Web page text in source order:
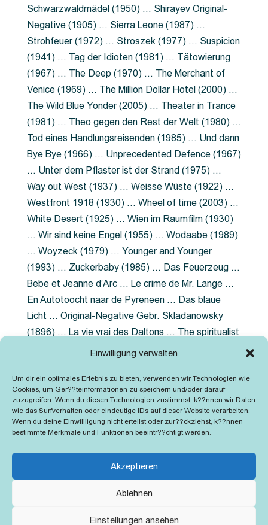
Einwilligung verwalten
Um dir ein optimales Erlebnis zu bieten, verwenden wir Technologien wie
Cookies, um Ger??teinformationen zu speichern und/oder darauf
zuzugreifen. Wenn du diesen Technologien zustimmst, k??nnen wir Daten
wie das Surfverhalten oder eindeutige IDs auf dieser Website verarbeiten.
Wenn du deine Einwillligung nicht erteilst oder zur??ckziehst, k??nnen
bestimmte Merkmale und Funktionen beeintr??chtigt werden.
Akzeptieren
Ablehnen
Einstellungen ansehen
Schwarzwaldmädel (1950) … Shirayev Original-
Negative (1905) … Sierra Leone (1987) …
Strohfeuer (1972) … Stroszek (1977) … Suspicion
(1941) … Tag der Idioten (1981) … Tätowierung
(1967) … The Deep (1970) … The Merchant of
Venice (1969) … The Million Dollar Hotel (2000) …
The Wild Blue Yonder (2005) … Theater in Trance
(1981) … Theo gegen den Rest der Welt (1980) …
Tod eines Handlungsreisenden (1985) … Und dann
Bye Bye (1966) … Unprecedented Defence (1967)
… Unter dem Pflaster ist der Strand (1975) …
Way out West (1937) … Weisse Wüste (1922) …
Westfront 1918 (1930) … Wheel of time (2003) …
White Desert (1925) … Wien im Raumfilm (1930)
… Wir sind keine Engel (1955) … Wodaabe (1989)
… Woyzeck (1979) … Younger and Younger
(1993) … Zuckerbaby (1985) … Das Feuerzeug …
Bebe et Jeanne d’Arc … Le crime de Mr. Lange …
En Autotoocht naar de Pyreneen … Das blaue
Licht … Original-Negative Gebr. Skladanowsky
(1896) … La vie vrai des Daltons … The spiritualist
photographer … Feuer im Fjord … The Song of the
Grubenlampe … Tolstoy … Grün ist die Heide …
Lady Hamilton … Mütter verzaget nicht …
Ruttmann Werbefilme